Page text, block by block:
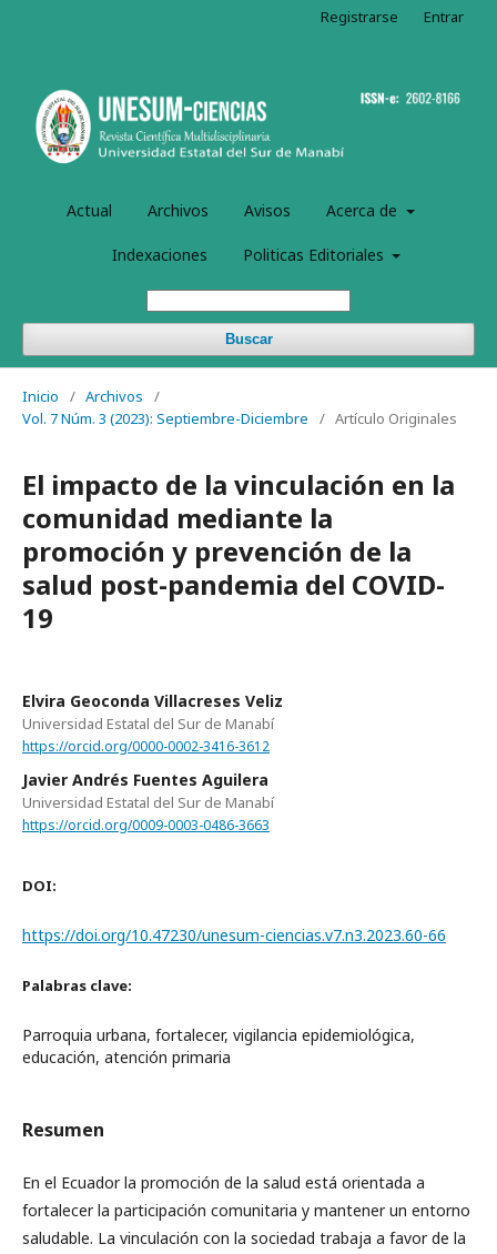
Actual Archivos Avisos Acerca de
Indexaciones Politicas Editoriales
Buscar
Registrarse Entrar
Inicio / Archivos
/
Vol. 7 Núm. 3 (2023): Septiembre-Diciembre
/ Artículo Originales
El impacto de la vinculación en la
comunidad mediante la
promoción y prevención de la
salud post-pandemia del COVID-
19
Elvira Geoconda Villacreses Veliz
Universidad Estatal del Sur de Manabí
https://orcid.org/0000-0002-3416-3612
Javier Andrés Fuentes Aguilera
Universidad Estatal del Sur de Manabí
https://orcid.org/0009-0003-0486-3663
DOI:
https://doi.org/10.47230/unesum-ciencias.v7.n3.2023.60-66
Palabras clave:
Parroquia urbana, fortalecer, vigilancia epidemiológica,
educación, atención primaria
Resumen
En el Ecuador la promoción de la salud está orientada a
fortalecer la participación comunitaria y mantener un entorno
saludable. La vinculación con la sociedad trabaja a favor de la